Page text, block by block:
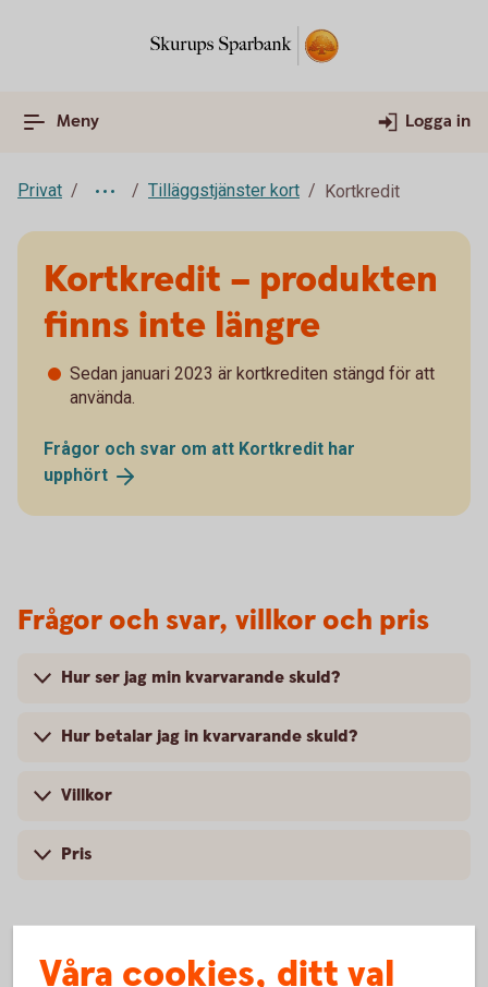
Meny Logga in
Privat Tilläggstjänster kort Kortkredit
Kortkredit – produkten
finns inte längre
Sedan januari 2023 är kortkrediten stängd för att
använda.
Frågor och svar om att Kortkredit har
upphört
Frågor och svar, villkor och pris
Hur ser jag min kvarvarande skuld?
Hur betalar jag in kvarvarande skuld?
Villkor
Pris
Våra cookies, ditt val